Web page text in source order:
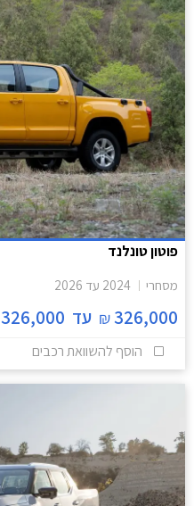
פוטון טונלנד
מסחרי 2024 עד 2026
326,000
₪ עד 326,000
הוסף להשוואת רכבים